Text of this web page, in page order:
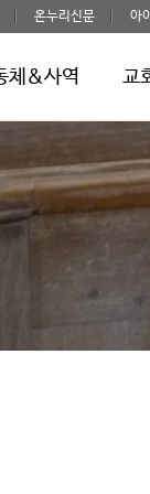
체&사역 교
온누리신문 아